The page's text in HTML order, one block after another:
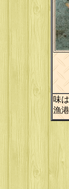
味
漁